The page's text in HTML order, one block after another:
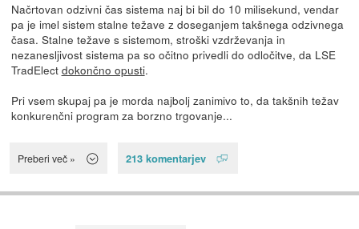
Načrtovan odzivni čas sistema naj bi bil do 10 milisekund, vendar
pa je imel sistem stalne težave z doseganjem takšnega odzivnega
časa. Stalne težave s sistemom, stroški vzdrževanja in
nezanesljivost sistema pa so očitno privedli do odločitve, da LSE
TradElect dokončno opusti.
Pri vsem skupaj pa je morda najbolj zanimivo to, da takšnih težav
konkurenčni program za borzno trgovanje...
Preberi več » 213 komentarjev